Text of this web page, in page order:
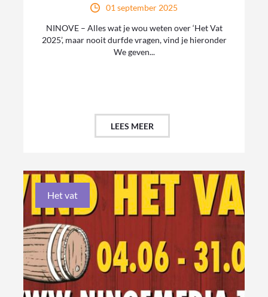
01 september 2025
NINOVE – Alles wat je wou weten over ‘Het Vat
2025’, maar nooit durfde vragen, vind je hieronder
We geven...
LEES MEER
Het vat